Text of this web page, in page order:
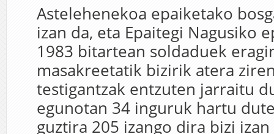
Astelehenekoa epaiketako
izan da, eta Epaitegi Nagusiko
1983 bitartean soldaduek
masakreetatik bizirik atera
testigantzak entzuten jarraitu
egunotan 34 inguruk hartu
guztira 205 izango dira bizi